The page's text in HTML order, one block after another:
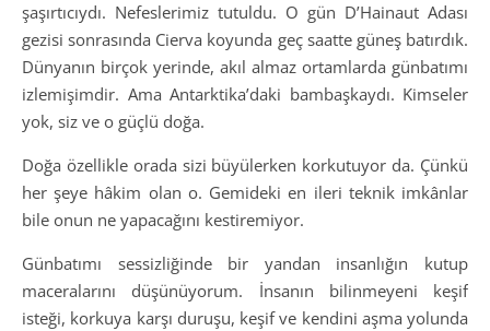
şaşırtıcıydı. Nefeslerimiz tutuldu. O gün D’Hainaut Adası
gezisi sonrasında Cierva koyunda geç saatte güneş batırdık.
Dünyanın birçok yerinde, akıl almaz ortamlarda günbatımı
izlemişimdir. Ama Antarktika’daki bambaşkaydı. Kimseler
yok, siz ve o güçlü doğa.
Doğa özellikle orada sizi büyülerken korkutuyor da. Çünkü
her şeye hâkim olan o. Gemideki en ileri teknik imkânlar
bile onun ne yapacağını kestiremiyor.
Günbatımı sessizliğinde bir yandan insanlığın kutup
maceralarını düşünüyorum. İnsanın bilinmeyeni keşif
isteği, korkuya karşı duruşu, keşif ve kendini aşma yolunda